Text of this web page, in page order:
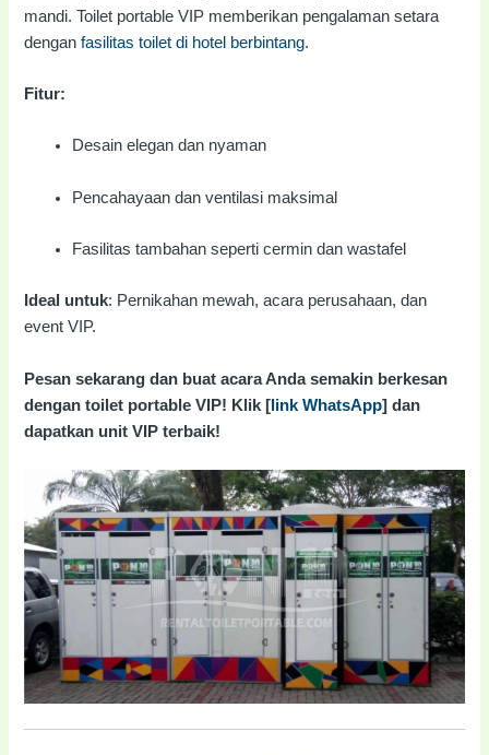
mandi. Toilet portable VIP memberikan pengalaman setara
denganfasilitas toilet di hotel berbintang.
Fitur:
Desain elegan dan nyaman
Pencahayaan dan ventilasi maksimal
Fasilitas tambahan seperti cermin dan wastafel
Ideal untuk: Pernikahan mewah, acara perusahaan, dan
event VIP.
Pesan sekarang dan buat acara Anda semakin berkesan
dengan toilet portable VIP! Klik [link WhatsApp] dan
dapatkan unit VIP terbaik!